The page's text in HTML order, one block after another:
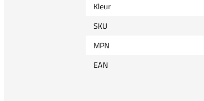
Kleur
SKU
MPN
EAN